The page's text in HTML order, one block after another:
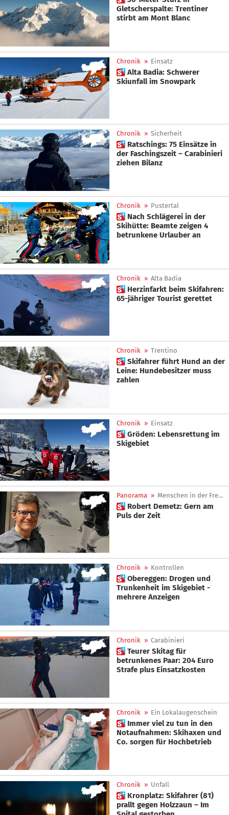
Gletscherspalte: Trentiner
stirbt am Mont Blanc
Chronik » Einsatz
 Alta Badia: Schwerer
Skiunfall im Snowpark
Chronik » Sicherheit
 Ratschings: 75 Einsätze in
der Faschingszeit – Carabinieri
ziehen Bilanz
Chronik » Pustertal
 Nach Schlägerei in der
Skihütte: Beamte zeigen 4
betrunkene Urlauber an
Chronik » Alta Badia
 Herzinfarkt beim Skifahren:
65-jähriger Tourist gerettet
Chronik » Trentino
 Skifahrer führt Hund an der
Leine: Hundebesitzer muss
zahlen
Chronik » Einsatz
 Gröden: Lebensrettung im
Skigebiet
Panorama » Menschen in der Freizeit
 Robert Demetz: Gern am
Puls der Zeit
Chronik » Kontrollen
 Obereggen: Drogen und
Trunkenheit im Skigebiet -
mehrere Anzeigen
Chronik » Carabinieri
 Teurer Skitag für
betrunkenes Paar: 204 Euro
Strafe plus Einsatzkosten
Chronik » Ein Lokalaugenschein
 Immer viel zu tun in den
Notaufnahmen: Skihaxen und
Co. sorgen für Hochbetrieb
Chronik » Unfall
 Kronplatz: Skifahrer (81)
prallt gegen Holzzaun – Im